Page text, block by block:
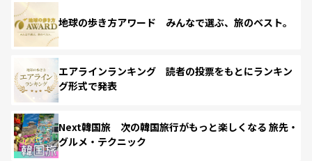
地球の歩き方アワード みんなで選ぶ、旅のベスト。
エアラインランキング 読者の投票をもとにランキン
グ形式で発表
Next韓国旅 次の韓国旅行がもっと楽しくなる 旅先・
グルメ・テクニック